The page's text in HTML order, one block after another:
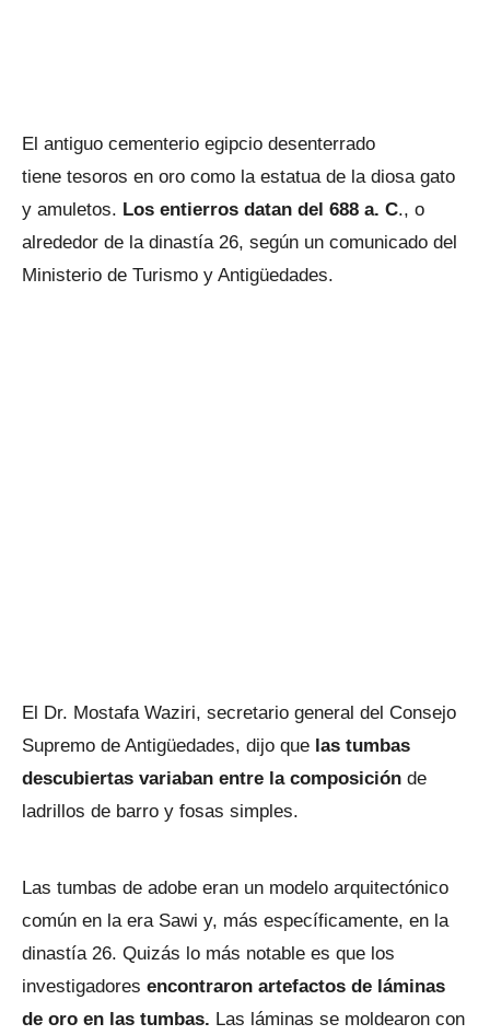
El antiguo cementerio egipcio desenterrado
tiene tesoros en oro como la estatua de la diosa gato
y amuletos. Los entierros datan del 688 a. C., o
alrededor de la dinastía 26, según un comunicado del
Ministerio de Turismo y Antigüedades.
El Dr. Mostafa Waziri, secretario general del Consejo
Supremo de Antigüedades, dijo que las tumbas
descubiertas variaban entre la composición de
ladrillos de barro y fosas simples.
Las tumbas de adobe eran un modelo arquitectónico
común en la era Sawi y, más específicamente, en la
dinastía 26. Quizás lo más notable es que los
investigadores encontraron artefactos de láminas
de oro en las tumbas. Las láminas se moldearon con